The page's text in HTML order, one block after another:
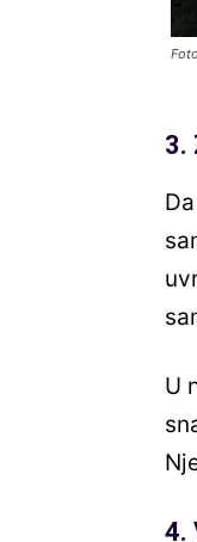
3.
U
4.